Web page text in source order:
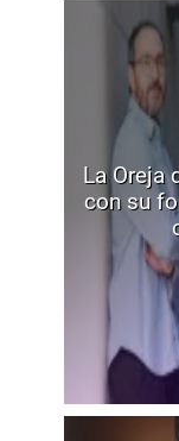
La Oreja
con su